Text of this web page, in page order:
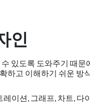
인
있도록 도와주기 때문
하고 이해하기 쉬운 방
이션, 그래프, 차트, 다